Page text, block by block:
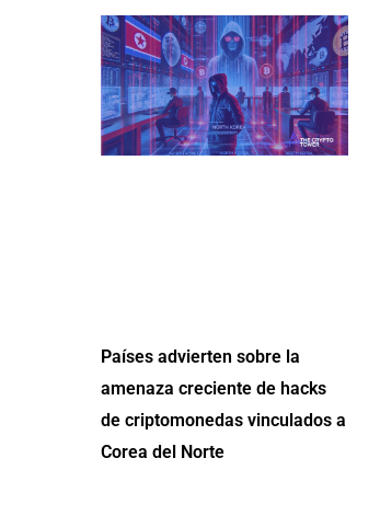
Países advierten sobre la
amenaza creciente de hacks
de criptomonedas vinculados a
Corea del Norte